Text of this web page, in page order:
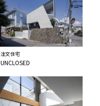
注文住宅
UNCLOSED